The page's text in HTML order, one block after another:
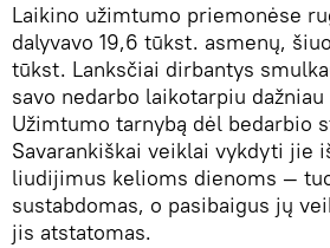
Laikino užimtumo priemonėse
dalyvavo 19,6 tūkst. asmenų,
tūkst. Lanksčiai dirbantys
savo nedarbo laikotarpiu
Užimtumo tarnybą dėl bedarbio
Savarankiškai veiklai vykdyti jie
liudijimus kelioms dienoms —
sustabdomas, o pasibaigus jų
jis atstatomas.